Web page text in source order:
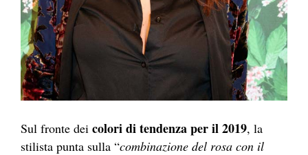
Sul fronte dei colori di tendenza per il 2019, la
stilista punta sulla “combinazione del rosa con il